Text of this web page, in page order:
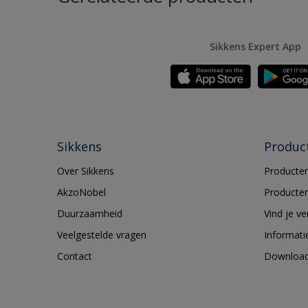
Sikkens Expert App
Sikkens
Over Sikkens
AkzoNobel
Duurzaamheid
Veelgestelde vragen
Contact
Vind je